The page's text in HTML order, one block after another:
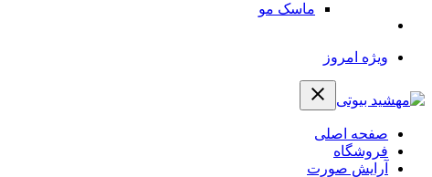
ماسک مو
ویژه امروز
صفحه اصلی
فروشگاه
آرایش صورت